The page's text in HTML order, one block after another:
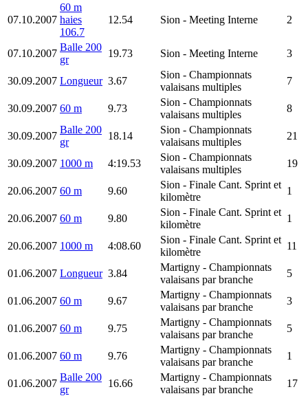
07.10.2007
60 m
haies
106.7
12.54 Sion - Meeting Interne 2
07.10.2007
Balle 200
gr
19.73 Sion - Meeting Interne 3
30.09.2007 Longueur 3.67
Sion - Championnats
valaisans multiples
7
30.09.2007 60 m 9.73
Sion - Championnats
valaisans multiples
8
30.09.2007
Balle 200
gr
18.14
Sion - Championnats
valaisans multiples
21
30.09.2007 1000 m 4:19.53
Sion - Championnats
valaisans multiples
19
20.06.2007 60 m 9.60
Sion - Finale Cant. Sprint et
kilomètre
1
20.06.2007 60 m 9.80
Sion - Finale Cant. Sprint et
kilomètre
1
20.06.2007 1000 m 4:08.60
Sion - Finale Cant. Sprint et
kilomètre
11
01.06.2007 Longueur 3.84
Martigny - Championnats
valaisans par branche
5
01.06.2007 60 m 9.67
Martigny - Championnats
valaisans par branche
3
01.06.2007 60 m 9.75
Martigny - Championnats
valaisans par branche
5
01.06.2007 60 m 9.76
Martigny - Championnats
valaisans par branche
1
01.06.2007
Balle 200
gr
16.66
Martigny - Championnats
valaisans par branche
17